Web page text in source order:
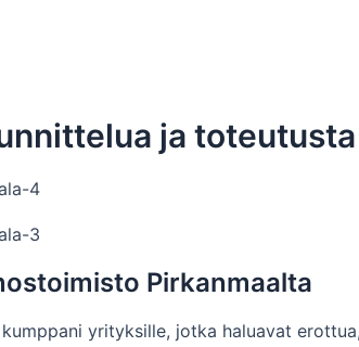
ja
Pirkanmaalta
yrityksille, jotka haluavat